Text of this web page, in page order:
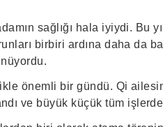
sağlığı hala iyiydi. Bu
birbiri ardına daha da
önemli bir gündü. Qi
ve büyük küçük tüm